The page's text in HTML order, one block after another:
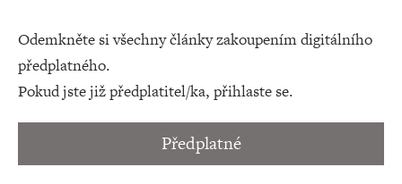
Odemkněte si všechny články zakoupením digitálního
předplatného.
Pokud jste již předplatitel/ka, přihlaste se.
Předplatné